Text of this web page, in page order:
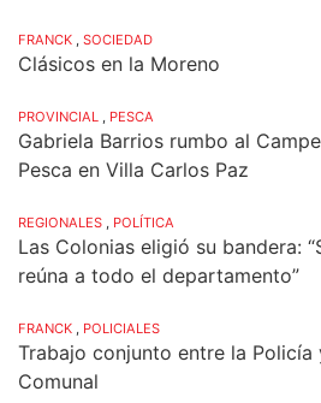
FRANCK , SOCIEDAD
Clásicos en la Moreno
PROVINCIAL , PESCA
Gabriela Barrios rumbo al
Pesca en Villa Carlos Paz
REGIONALES , POLÍTICA
Las Colonias eligió su bandera:
reúna a todo el departamento”
FRANCK , POLICIALES
Trabajo conjunto entre la Policía
Comunal